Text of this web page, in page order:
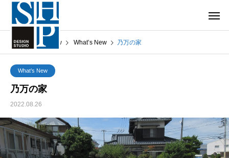
What’s New What’s New 乃万の家
What’s New
乃万の家
2022.08.26